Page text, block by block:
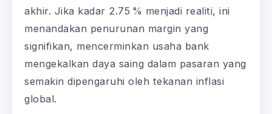
akhir. Jika kadar 2.75 % menjadi realiti, ini
menandakan penurunan margin yang
signifikan, mencerminkan usaha bank
mengekalkan daya saing dalam pasaran yang
semakin dipengaruhi oleh tekanan inflasi
global.